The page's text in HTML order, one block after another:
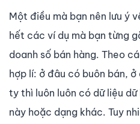
Một điều mà bạn nên lưu ý
hết các ví dụ mà bạn từng
doanh số bán hàng. Theo
hợp lí: ở đâu có buôn bán,
ty thì luôn luôn có dữ liệu
này hoặc dạng khác. Tuy